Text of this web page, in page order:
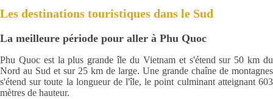
Les destinations touristiques dans le Sud
La meilleure période pour aller à Phu Quoc
Phu Quoc est la plus grande île du Vietnam et s'étend sur 50 km du
Nord au Sud et sur 25 km de large. Une grande chaîne de montagnes
s'étend sur toute la longueur de l'île, le point culminant atteignant 603
mètres de hauteur.